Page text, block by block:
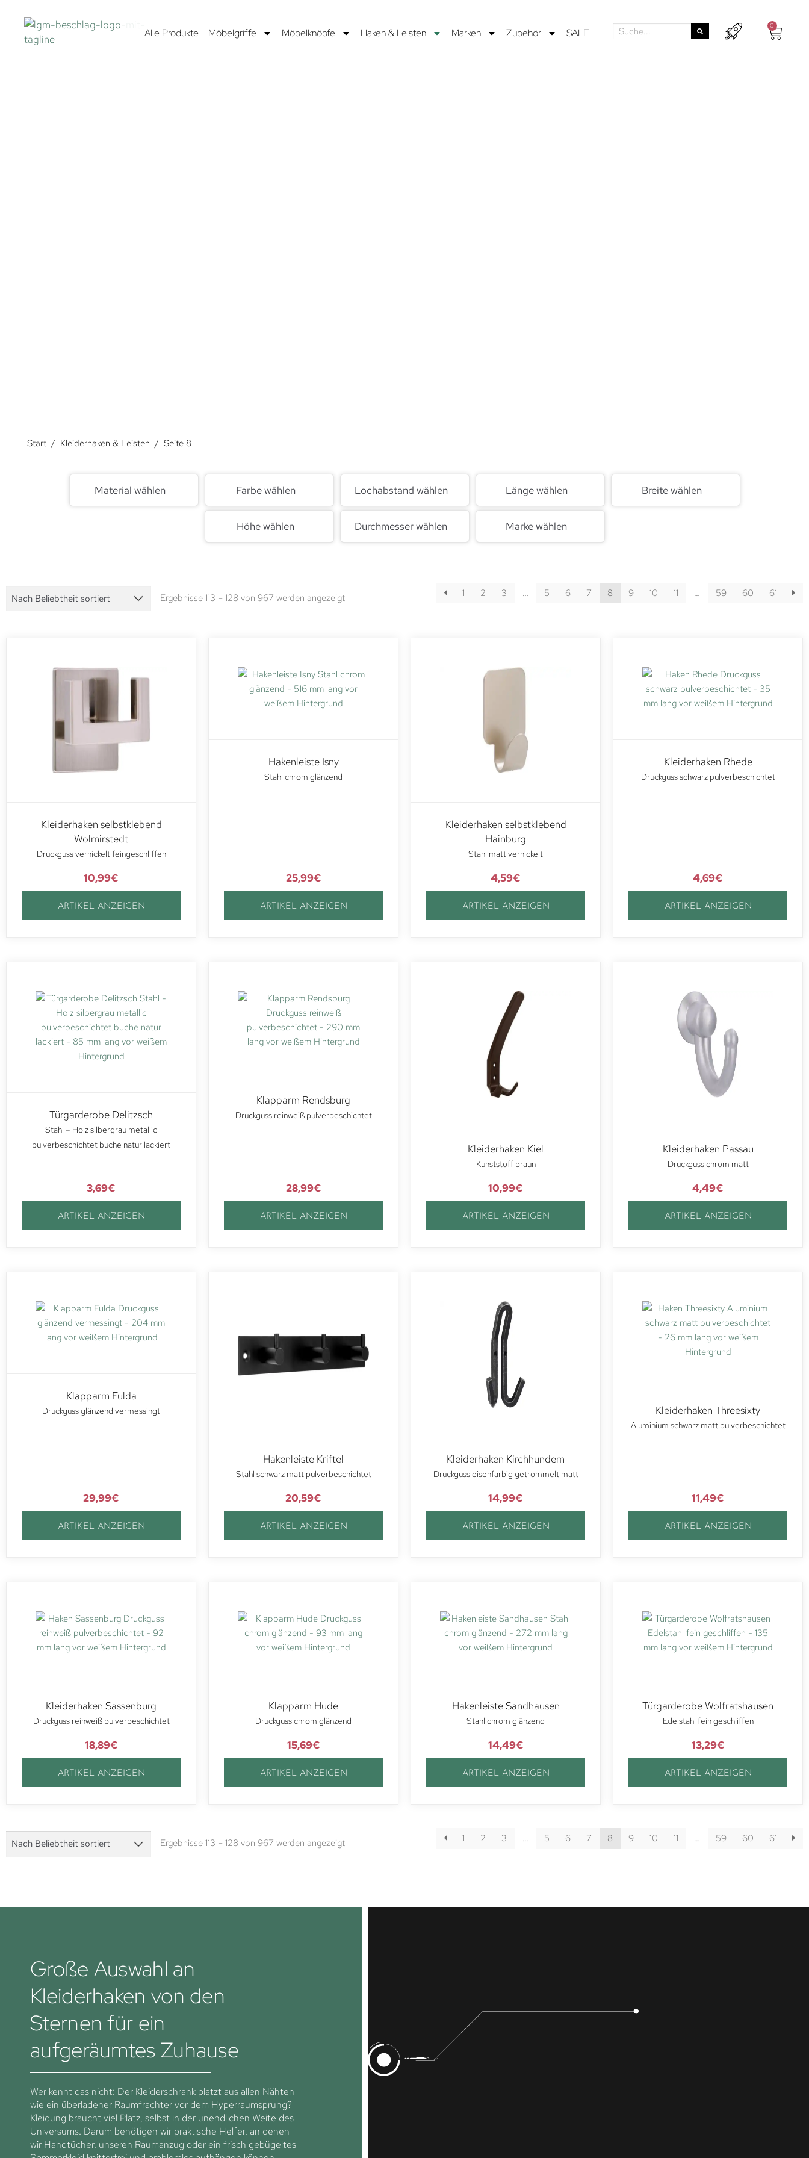
Alle Produkte Möbelgriffe Möbelknöpfe Haken & Leisten Marken Zubehör SALE
0
Start / Kleiderhaken & Leisten / Seite 8
Material wählen Farbe wählen Lochabstand wählen Länge wählen Breite wählen
Höhe wählen Durchmesser wählen Marke wählen
Ergebnisse 113 – 128 von 967 werden angezeigt 1 2 3 … 5 6 7 8 9 10 11 … 59 60 61
Kleiderhaken selbstklebend
Wolmirstedt
Druckguss vernickelt feingeschliffen
10,99€
ARTIKEL ANZEIGEN
Hakenleiste Isny
Stahl chrom glänzend
25,99€
ARTIKEL ANZEIGEN
Kleiderhaken selbstklebend
Hainburg
Stahl matt vernickelt
4,59€
ARTIKEL ANZEIGEN
Kleiderhaken Rhede
Druckguss schwarz pulverbeschichtet
4,69€
ARTIKEL ANZEIGEN
Türgarderobe Delitzsch
Stahl – Holz silbergrau metallic
pulverbeschichtet buche natur lackiert
3,69€
ARTIKEL ANZEIGEN
Klapparm Rendsburg
Druckguss reinweiß pulverbeschichtet
28,99€
ARTIKEL ANZEIGEN
Kleiderhaken Kiel
Kunststoff braun
10,99€
ARTIKEL ANZEIGEN
Kleiderhaken Passau
Druckguss chrom matt
4,49€
ARTIKEL ANZEIGEN
Klapparm Fulda
Druckguss glänzend vermessingt
29,99€
ARTIKEL ANZEIGEN
Hakenleiste Kriftel
Stahl schwarz matt pulverbeschichtet
20,59€
ARTIKEL ANZEIGEN
Kleiderhaken Kirchhundem
Druckguss eisenfarbig getrommelt matt
14,99€
ARTIKEL ANZEIGEN
Kleiderhaken Threesixty
Aluminium schwarz matt pulverbeschichtet
11,49€
ARTIKEL ANZEIGEN
Kleiderhaken Sassenburg
Druckguss reinweiß pulverbeschichtet
18,89€
ARTIKEL ANZEIGEN
Klapparm Hude
Druckguss chrom glänzend
15,69€
ARTIKEL ANZEIGEN
Hakenleiste Sandhausen
Stahl chrom glänzend
14,49€
ARTIKEL ANZEIGEN
Türgarderobe Wolfratshausen
Edelstahl fein geschliffen
13,29€
ARTIKEL ANZEIGEN
Ergebnisse 113 – 128 von 967 werden angezeigt 1 2 3 … 5 6 7 8 9 10 11 … 59 60 61
Große Auswahl an
Kleiderhaken von den
Sternen für ein
aufgeräumtes Zuhause
Wer kennt das nicht: Der Kleiderschrank platzt aus allen Nähten
wie ein überladener Raumfrachter vor dem Hyperraumsprung?
Kleidung braucht viel Platz, selbst in der unendlichen Weite des
Universums. Darum benötigen wir praktische Helfer, an denen
wir Handtücher, unseren Raumanzug oder ein frisch gebügeltes